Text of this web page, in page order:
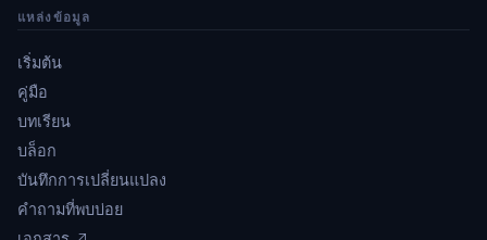
แหล่งข้อมูล
เริ่มต้น
คู่มือ
บทเรียน
บล็อก
บันทึกการเปลี่ยนแปลง
คำถามที่พบบ่อย